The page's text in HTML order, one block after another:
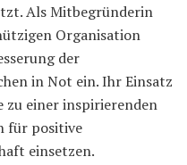
Als Mitbegründerin
Organisation
der
in Not ein. Ihr Einsatz
zu einer inspirierenden
für positive
einsetzen.